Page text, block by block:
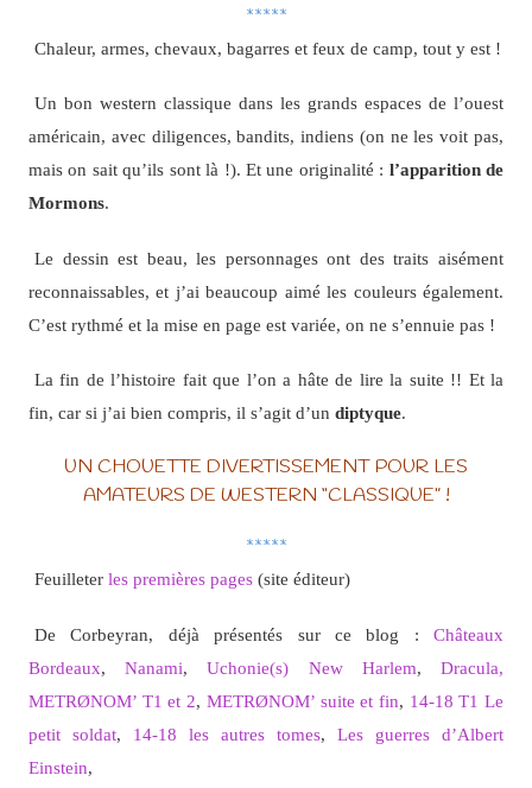
*****
Chaleur, armes, chevaux, bagarres et feux de camp, tout y est !
Un bon western classique dans les grands espaces de l’ouest
américain, avec diligences, bandits, indiens (on ne les voit pas,
mais on sait qu’ils sont là !). Et une originalité : l’apparition de
Mormons.
Le dessin est beau, les personnages ont des traits aisément
reconnaissables, et j’ai beaucoup aimé les couleurs également.
C’est rythmé et la mise en page est variée, on ne s’ennuie pas !
La fin de l’histoire fait que l’on a hâte de lire la suite !! Et la
fin, car si j’ai bien compris, il s’agit d’un diptyque.
UN CHOUETTE DIVERTISSEMENT POUR LES
AMATEURS DE WESTERN “CLASSIQUE” !
*****
Feuilleter les premières pages(site éditeur)
De Corbeyran, déjà présentés sur ce blog :Châteaux
Bordeaux,Nanami,Uchonie(s) New Harlem,Dracula,
METRØNOM’ T1 et 2, METRØNOM’ suite et fin, 14-18 T1 Le
petit soldat, 14-18 les autres tomes,Les guerres d’Albert
Einstein,